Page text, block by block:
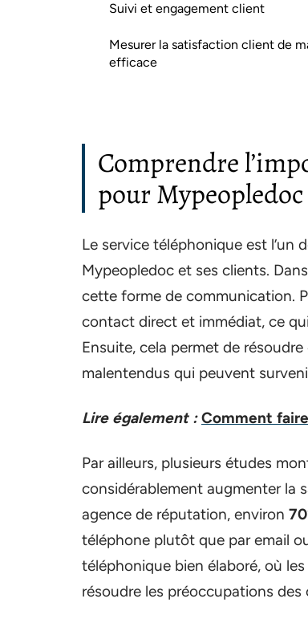
Suivi et engagement client
Mesurer la satisfaction client de
efficace
Comprendre
pour Mypeopledoc
Le service téléphonique est l’un
Mypeopledoc et ses clients.
cette forme de communication.
contact direct et immédiat, ce
Ensuite, cela permet de
malentendus qui peuvent
Lire également : Comment
Par ailleurs, plusieurs études
considérablement augmenter la
agence de réputation, environ
téléphone plutôt que par email
téléphonique bien élaboré, où
résoudre les préoccupations des